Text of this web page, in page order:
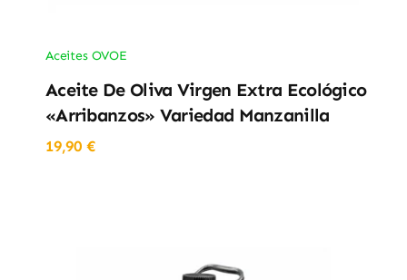
Aceites OVOE
Aceite De Oliva Virgen Extra Ecológico
«Arribanzos» Variedad Manzanilla
19,90 €